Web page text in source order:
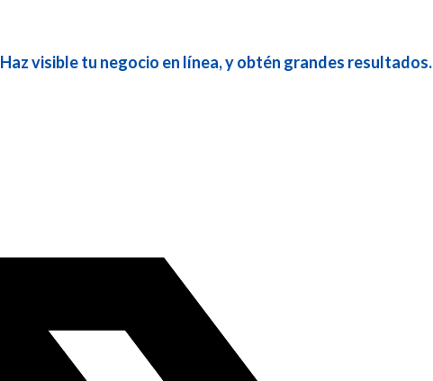
Haz visible tu negocio en línea, y obtén grandes resultados.